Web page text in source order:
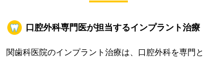
口腔外科専門医が担当するインプラント治療
関歯科医院のインプラント治療は、口腔外科を専門と